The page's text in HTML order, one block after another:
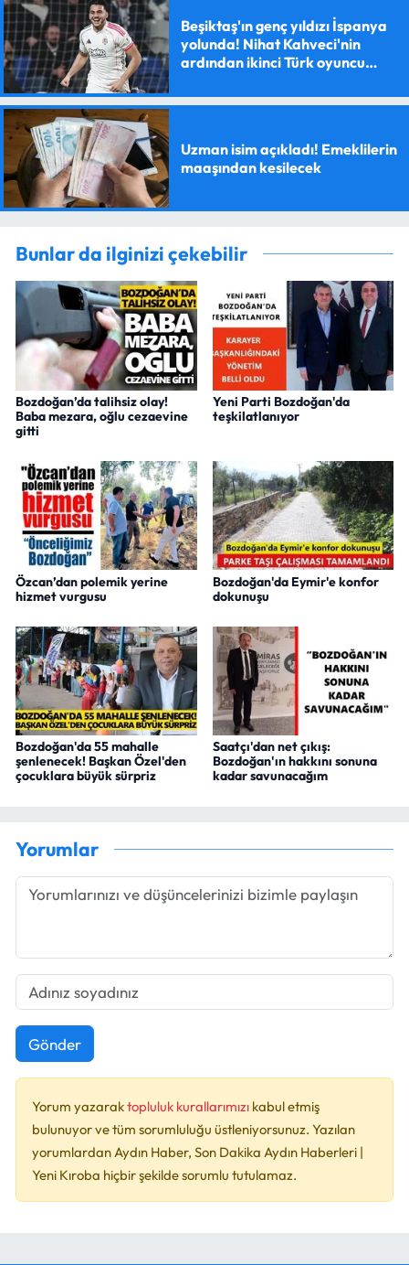
Beşiktaş'ın genç yıldızı İspanya
yolunda! Nihat Kahveci'nin
ardından ikinci Türk oyuncu
Uzman isim açıkladı! Emeklilerin
maaşından kesilecek
Bunlar da ilginizi çekebilir
Bozdoğan’da talihsiz olay!
Baba mezara, oğlu cezaevine
gitti
Yeni Parti Bozdoğan'da
teşkilatlanıyor
Özcan’dan polemik yerine
hizmet vurgusu
Bozdoğan'da Eymir'e konfor
dokunuşu
Bozdoğan'da 55 mahalle
şenlenecek! Başkan Özel'den
çocuklara büyük sürpriz
Saatçı'dan net çıkış:
Bozdoğan'ın hakkını sonuna
kadar savunacağım
Yorumlar
Gönder
Yorum yazaraktopluluk kurallarımızı kabul etmiş
bulunuyor ve tüm sorumluluğu üstleniyorsunuz. Yazılan
yorumlardan Aydın Haber, Son Dakika Aydın Haberleri |
Yeni Kıroba hiçbir şekilde sorumlu tutulamaz.